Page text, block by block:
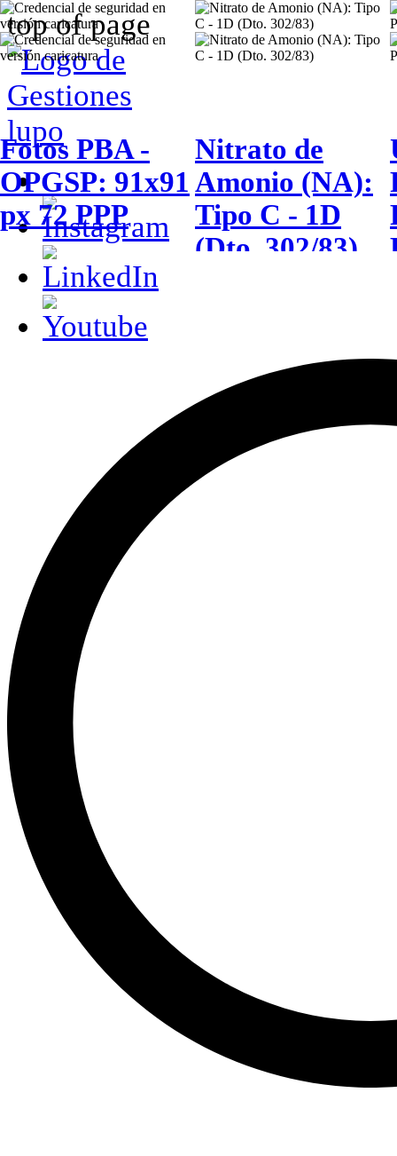
top of page
Fotos PBA -
OPGSP: 91x91
px 72 PPP
Nitrato de
Amonio (NA):
Tipo C - 1D
(Dto. 302/83)